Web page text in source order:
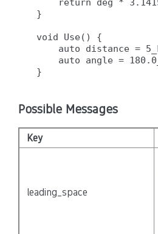
return deg *
}
void Use() {
auto distance =
auto angle =
Possible Messages
Key
leading_space